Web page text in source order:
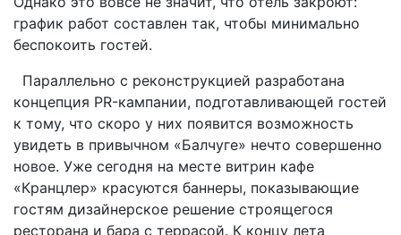
график работ составлен так, чтобы минимально
беспокоить гостей.
Параллельно с реконструкцией разработана
концепция PR-кампании, подготавливающей гостей
к тому, что скоро у них появится возможность
увидеть в привычном «Балчуге» нечто совершенно
новое. Уже сегодня на месте витрин кафе
«Кранцлер» красуются баннеры, показывающие
гостям дизайнерское решение строящегося
ресторана и бара с террасой. К концу лета